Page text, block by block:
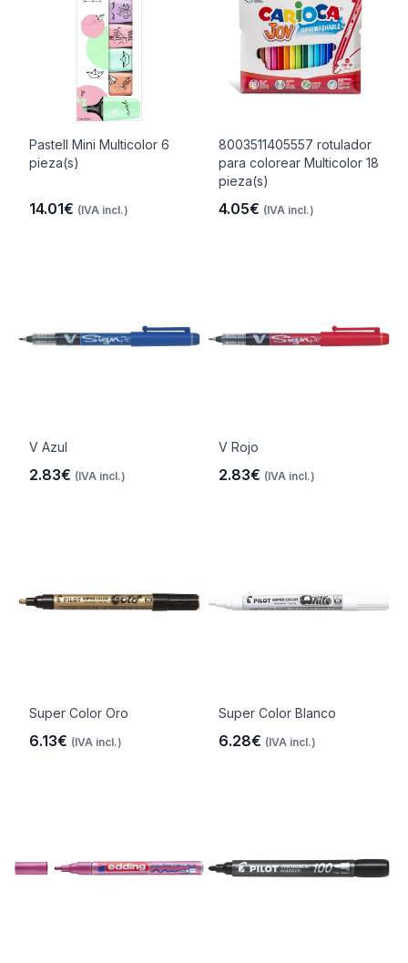
Pastell Mini Multicolor 6
pieza(s)
14.01€ (IVA incl.)
8003511405557 rotulador
para colorear Multicolor 18
pieza(s)
4.05€ (IVA incl.)
V Azul
2.83€ (IVA incl.)
V Rojo
2.83€ (IVA incl.)
Super Color Oro
6.13€ (IVA incl.)
Super Color Blanco
6.28€ (IVA incl.)